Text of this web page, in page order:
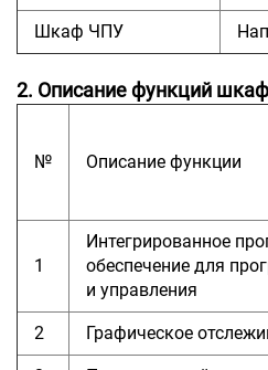
Шкаф ЧПУ
2. Описание функций
№ Описание функции
1
Интегрированное
обеспечение для
и управления
2 Графическое